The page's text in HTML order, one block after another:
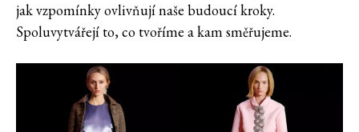
jak vzpomínky ovlivňují naše budoucí kroky.
Spoluvytvářejí to, co tvoříme a kam směřujeme.